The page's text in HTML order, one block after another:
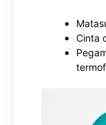
Cinta